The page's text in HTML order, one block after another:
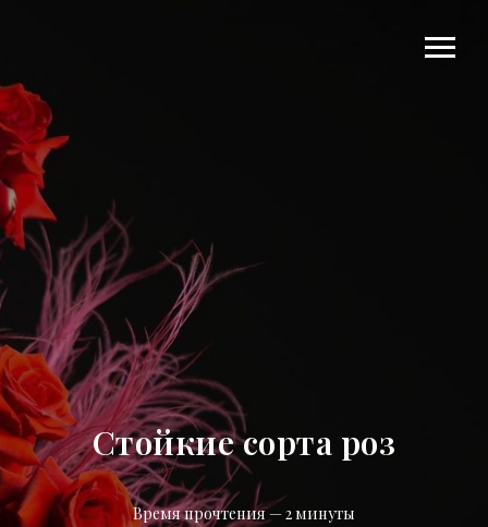
Стойкие сорта роз
Время прочтения — 2 минуты